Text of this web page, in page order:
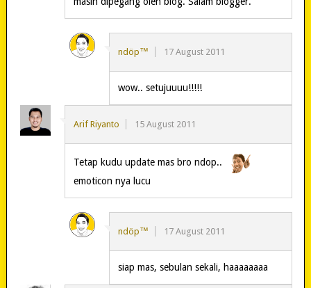
ndöp™ 17 August 2011
wow.. setujuuuu!!!!!
Arif Riyanto 15 August 2011
Tetap kudu update mas bro ndop..
emoticon nya lucu
ndöp™ 17 August 2011
siap mas, sebulan sekali, haaaaaaaa